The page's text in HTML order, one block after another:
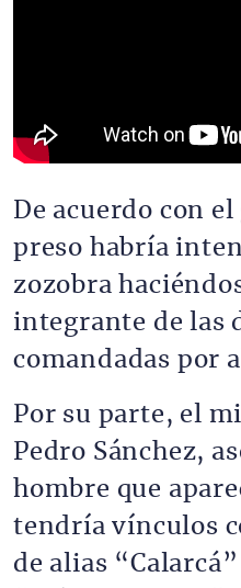
De acuerdo con
preso habría
zozobra
integrante de las
comandadas por
Por su parte, el
Pedro Sánchez,
hombre que
tendría vínculos
de alias